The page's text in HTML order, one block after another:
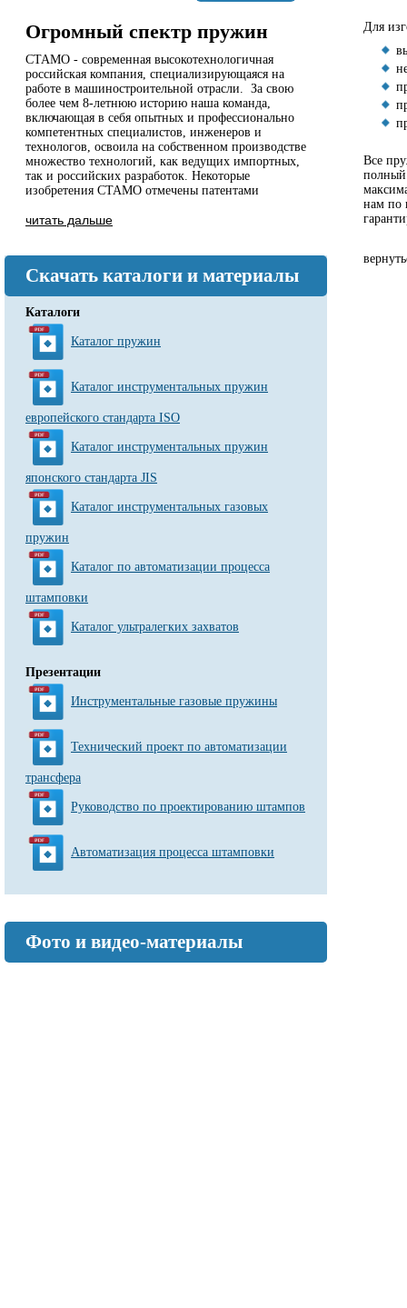
Огромный спектр пружин
СТАМО - современная высокотехнологичная
российская компания, специализирующаяся на
работе в машиностроительной отрасли. За свою
более чем 8-летнюю историю наша команда,
включающая в себя опытных и профессионально
компетентных специалистов, инженеров и
технологов, освоила на собственном производстве
множество технологий, как ведущих импортных,
так и российских разработок. Некоторые
изобретения СТАМО отмечены патентами
читать дальше
Скачать каталоги и материалы
Каталоги
Каталог пружин
Каталог инструментальных пружин
европейского стандарта ISO
Каталог инструментальных пружин
японского стандарта JIS
Каталог инструментальных газовых
пружин
Каталог по автоматизации процесса
штамповки
Каталог ультралегких захватов
Презентации
Инструментальные газовые пружины
Технический проект по автоматизации
трансфера
Руководство по проектированию штампов
Автоматизация процесса штамповки
Фото и видео-материалы
Для
Все
полный
нам по